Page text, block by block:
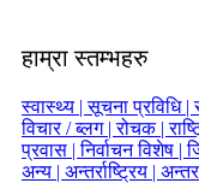
हाम्रा स्तम्भहरु
स्वास्थ्य |सूचना प्रविधि |
विचार / ब्लग |रोचक |
प्रवास |निर्वाचन विशेष |
अन्य | अन्तर्राष्ट्रिय |